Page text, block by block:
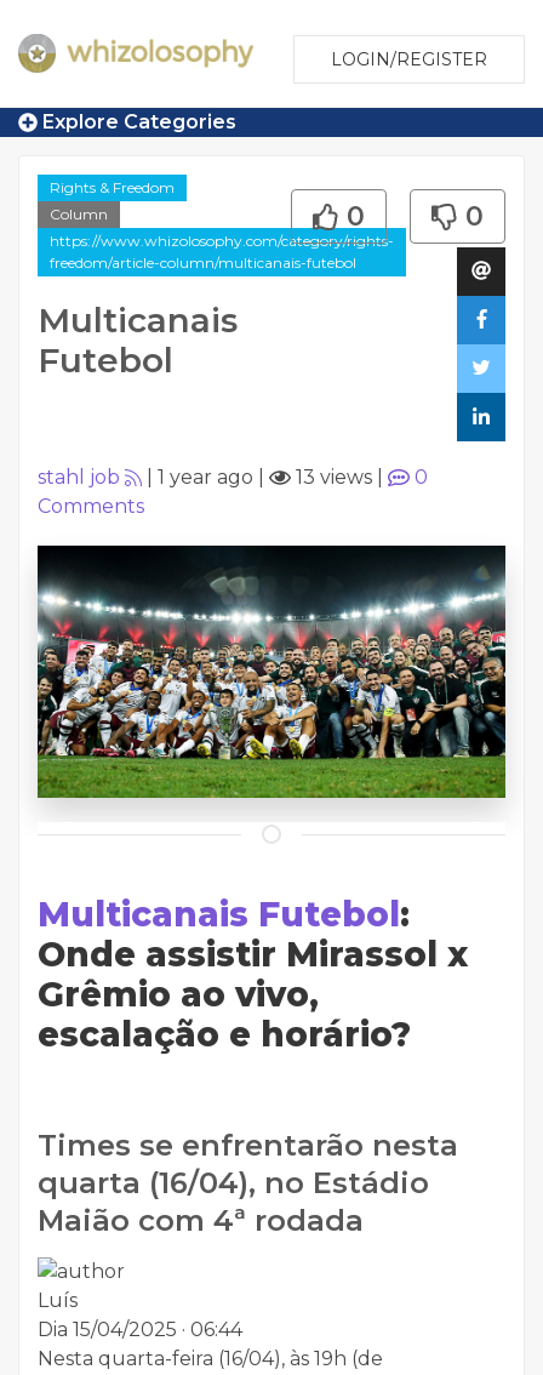
LOGIN/REGISTER
Explore Categories
Rights & Freedom
Column
https://www.whizolosophy.com/category/rights-
freedom/article-column/multicanais-futebol
Multicanais
Futebol
0 0
stahl job 1 year ago 13 views
0
Comments
Multicanais Futebol :
Onde assistir Mirassol x
Grêmio ao vivo,
escalação e horário?
Times se enfrentarão nesta
quarta (16/04), no Estádio
Maião com 4ª rodada
Luís
Dia 15/04/2025 · 06:44
Nesta quarta-feira (16/04), às 19h (de